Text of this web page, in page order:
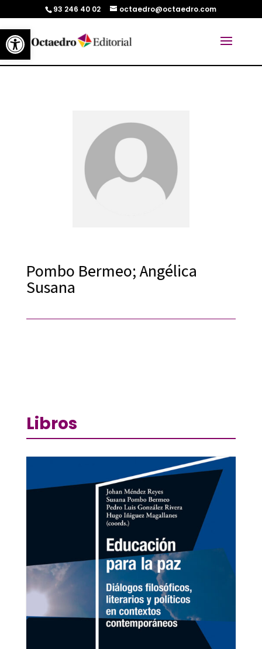
Abrir barra de herramientas
93 246 40 02 octaedro@octaedro.com
Pombo Bermeo; Angélica
Susana
Libros